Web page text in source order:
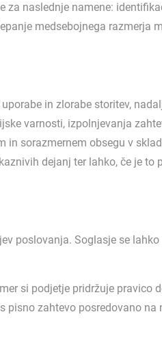
naslednje namene:
medsebojnega razmerja
in zlorabe storitev,
varnosti, izpolnjevanja
in sorazmernem obsegu v
dejanj ter lahko, če je to
poslovanja. Soglasje se
si podjetje pridržuje pravico
zahtevo posredovano na